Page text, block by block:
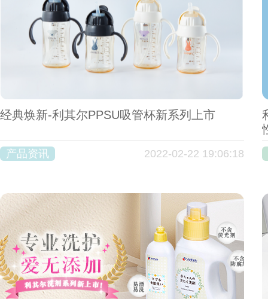
经典焕新-利其尔PPSU吸管杯新系列上市
产品资讯 2022-02-22 19:06:18